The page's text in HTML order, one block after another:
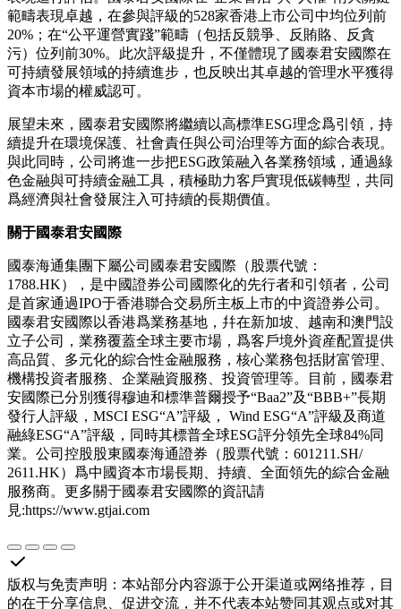
範疇表現卓越，在參與評級的528家香港上市公司中均位列前
20%；在“公平運營實踐”範疇（包括反競爭、反賄賂、反貪
污）位列前30%。此次評級提升，不僅體現了國泰君安國際在
可持續發展領域的持續進步，也反映出其卓越的管理水平獲得
資本市場的權威認可。
展望未來，國泰君安國際將繼續以高標準ESG理念爲引領，持
續提升在環境保護、社會責任與公司治理等方面的綜合表現。
與此同時，公司將進一步把ESG政策融入各業務領域，通過綠
色金融與可持續金融工具，積極助力客戶實現低碳轉型，共同
爲經濟與社會發展注入可持續的長期價值。
關于國泰君安國際
國泰海通集團下屬公司國泰君安國際（股票代號：
1788.HK），是中國證券公司國際化的先行者和引領者，公司
是首家通過IPO于香港聯合交易所主板上市的中資證券公司。
國泰君安國際以香港爲業務基地，幷在新加坡、越南和澳門設
立子公司，業務覆蓋全球主要市場，爲客戶境外資産配置提供
高品質、多元化的綜合性金融服務，核心業務包括財富管理、
機構投資者服務、企業融資服務、投資管理等。目前，國泰君
安國際已分別獲得穆迪和標準普爾授予“Baa2”及“BBB+”長期
發行人評級，MSCI ESG“A”評級， Wind ESG“A”評級及商道
融綠ESG“A”評級，同時其標普全球ESG評分領先全球84%同
業。公司控股股東國泰海通證券（股票代號：601211.SH/
2611.HK）爲中國資本市場長期、持續、全面領先的綜合金融
服務商。更多關于國泰君安國際的資訊請
見:https://www.gtjai.com
版权与免责声明 ： 本站部分内容源于公开渠道或网络推荐，目
的在于分享信息、促进交流，并不代表本站赞同其观点或对其